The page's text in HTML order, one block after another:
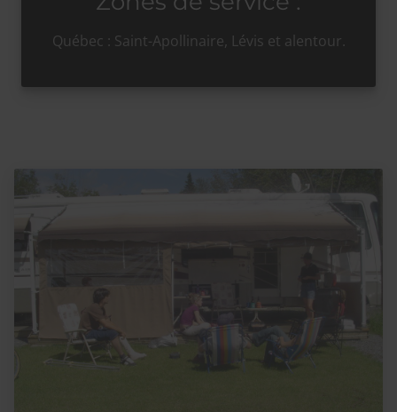
Québec : Saint-Apollinaire, Lévis et alentour.